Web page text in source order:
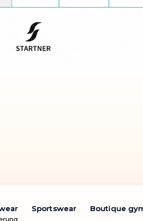
Sportswear Boutique
Sportswear Boutique